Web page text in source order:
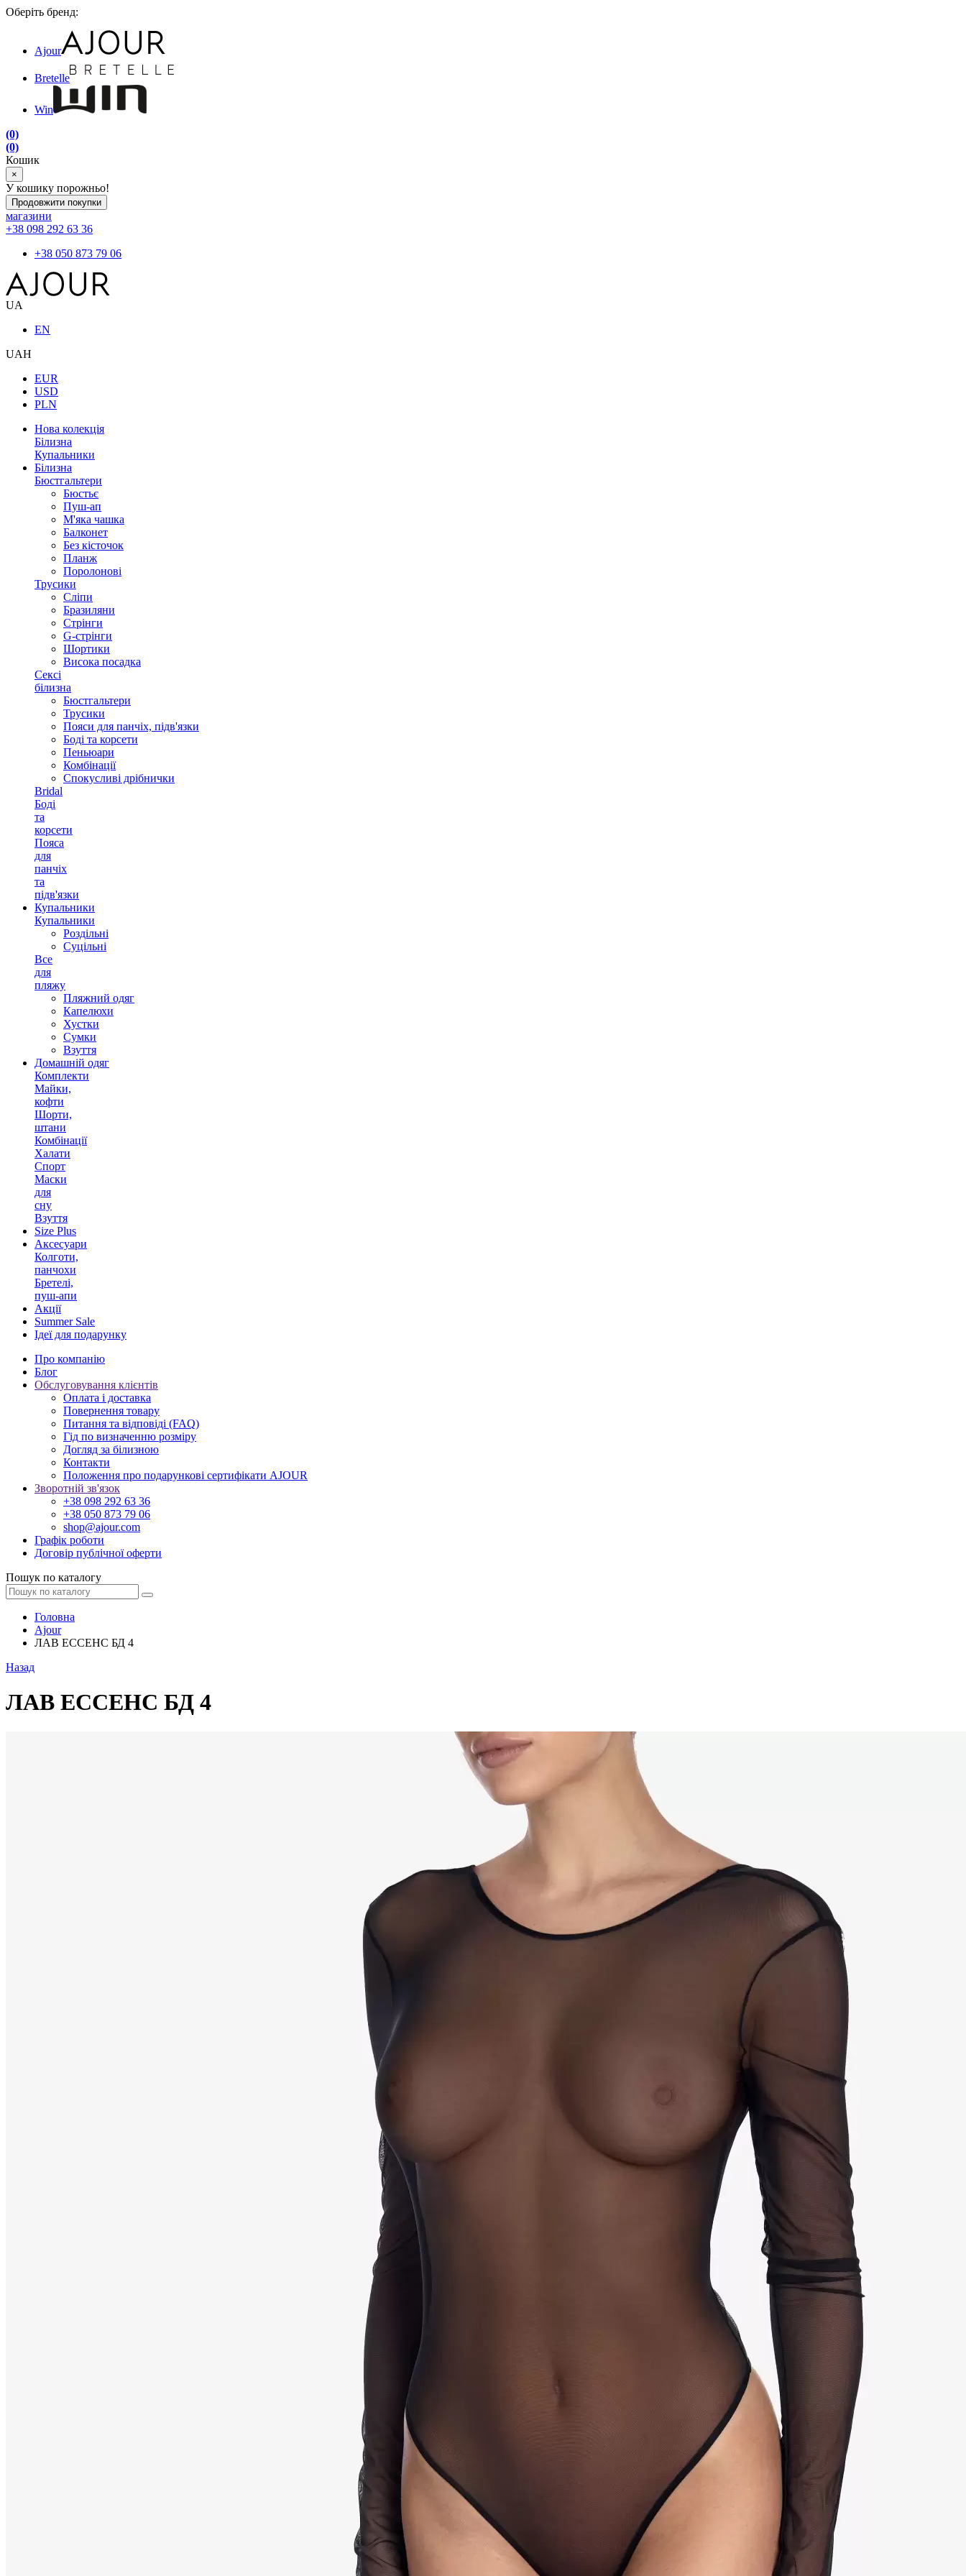
Оберіть бренд:
Ajour
Bretelle
Win
(0)
(0)
Кошик
×
У кошику порожньо!
Продовжити покупки
магазини
+38 098 292 63 36
+38 050 873 79 06
UA
EN
UAH
EUR
USD
PLN
Нова колекція
Білизна
Купальники
Білизна
Бюстгальтери
Бюстьє
Пуш-ап
М'яка чашка
Балконет
Без кісточок
Планж
Поролонові
Трусики
Сліпи
Бразиляни
Стрінги
G-стрінги
Шортики
Висока посадка
Сексі
білизна
Бюстгальтери
Трусики
Пояси для панчіх, підв'язки
Боді та корсети
Пеньюари
Комбінації
Спокусливі дрібнички
Bridal
Боді
та
корсети
Пояса
для
панчіх
та
підв'язки
Купальники
Купальники
Роздільні
Суцільні
Все
для
пляжу
Пляжний одяг
Капелюхи
Хустки
Сумки
Взуття
Домашній одяг
Комплекти
Майки,
кофти
Шорти,
штани
Комбінації
Халати
Спорт
Маски
для
сну
Взуття
Size Plus
Аксесуари
Колготи,
панчохи
Бретелі,
пуш-апи
Акції
Summer Sale
Ідеї для подарунку
Про компанію
Блог
Обслуговування клієнтів
Оплата і доставка
Повернення товару
Питання та відповіді (FAQ)
Гід по визначенню розміру
Догляд за білизною
Контакти
Положення про подарункові сертифікати AJOUR
Зворотній зв'язок
+38 098 292 63 36
+38 050 873 79 06
shop@ajour.com
Графік роботи
Договір публічної оферти
Пошук по каталогу
Головна
Ajour
ЛАВ ЕССЕНС БД 4
Назад
ЛАВ ЕССЕНС БД 4